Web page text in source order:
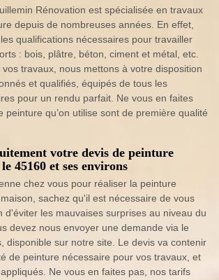
Rénovation est spécialisée en travaux
depuis de nombreuses années. En effet,
qualifications nécessaires pour travailler
: bois, plâtre, béton, ciment et métal, etc.
travaux, nous mettons à votre disposition
et qualifiés, équipés de tous les
pour un rendu parfait. Ne vous en faites
peinture qu’on utilise sont de première qualité
votre devis de peinture
45160 et ses environs
chez vous pour réaliser la peinture
sachez qu'il est nécessaire de vous
d'éviter les mauvaises surprises au niveau du
devez nous envoyer une demande via le
disponible sur notre site. Le devis va contenir
de peinture nécessaire pour vos travaux, et
Ne vous en faites pas, nos tarifs